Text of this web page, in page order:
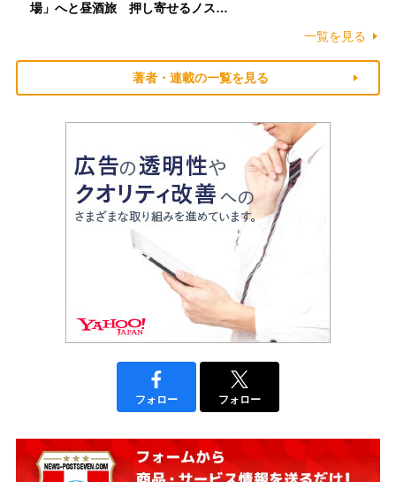
場」へと昼酒旅 押し寄せるノス…
一覧を見る
著者・連載の一覧を見る
フォロー フォロー